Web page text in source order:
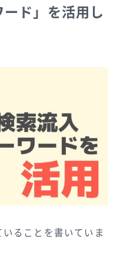
ド」を活用し
ることを書いていま